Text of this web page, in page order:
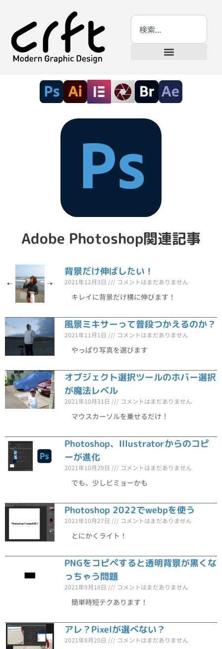
Adobe Photoshop関連記事
背景だけ伸ばしたい！
2021年12月3日 コメントはまだありません
キレイに背景だけ横に伸びます！
風景ミキサーって普段つかえるのか？
2021年11月1日 コメントはまだありません
やっぱり写真を選びます
オブジェクト選択ツールのホバー選択
が魔法レベル
2021年10月31日 コメントはまだありません
マウスカーソルを乗せるだけ！
Photoshop、Illustratorからのコピ
ーが進化
2021年10月29日 コメントはまだありません
でも、少しビミョーかも
Photoshop 2022でwebpを使う
2021年10月27日 コメントはまだありません
とにかくライト！
PNGをコピペすると透明背景が黒くな
っちゃう問題
2021年9月18日 コメントはまだありません
簡単時短テクあります！
アレ？Pixelが選べない？
2021年8月20日 コメントはまだありません